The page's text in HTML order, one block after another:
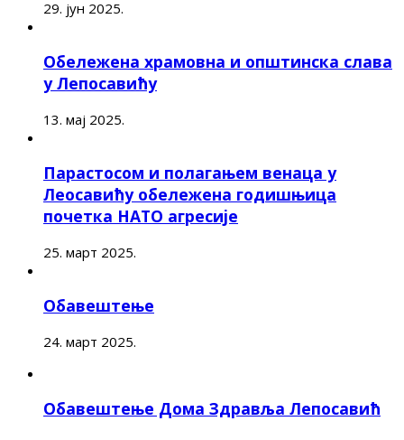
29. јун 2025.
Обележена храмовна и општинска слава
у Лепосавићу
13. мај 2025.
Парастосом и полагањем венаца у
Леосавићу обележена годишњица
почетка НАТО агресије
25. март 2025.
Обавештење
24. март 2025.
Обавештење Дома Здравља Лепосавић